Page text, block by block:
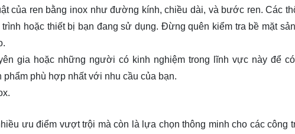
của ren bằng inox như đường kính, chiều dài, và bước ren. Các
hoặc thiết bị bạn đang sử dụng. Đừng quên kiểm tra bề mặt
gia hoặc những người có kinh nghiệm trong lĩnh vực này để
phù hợp nhất với nhu cầu của bạn.
ưu điểm vượt trội mà còn là lựa chọn thông minh cho các công